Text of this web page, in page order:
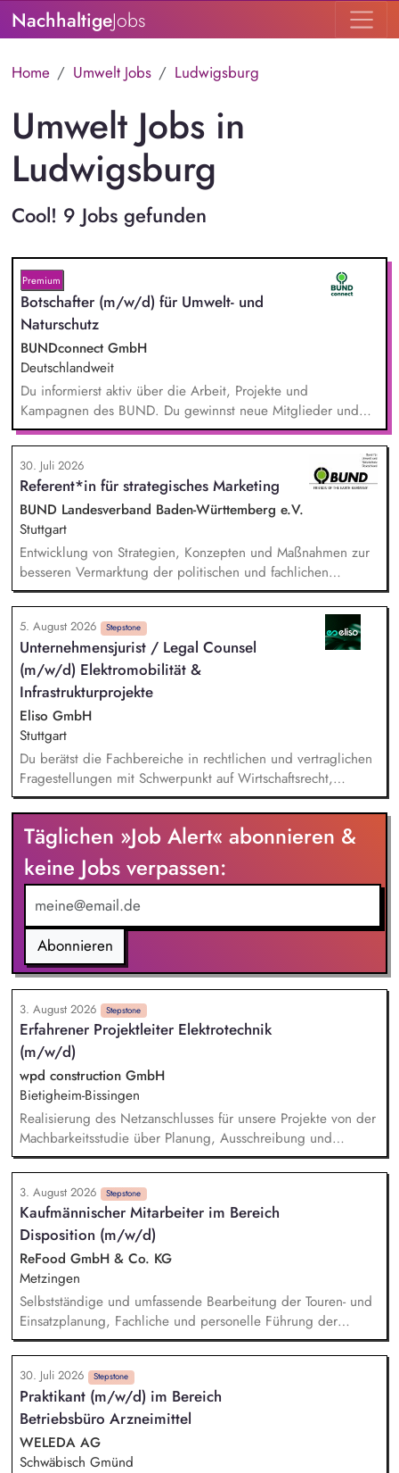
NachhaltigeJobs
Home Umwelt Jobs Ludwigsburg
Umwelt Jobs in
Ludwigsburg
Cool! 9 Jobs gefunden
Premium
Botschafter (m/w/d) für Umwelt- und
Naturschutz
BUNDconnect GmbH
Deutschlandweit
Du informierst aktiv über die Arbeit, Projekte und
Kampagnen des BUND. Du gewinnst neue Mitglieder und
stärkst damit langfristig den Umwelt- und Naturschutz. Du
beantwortest Fragen zu Umwelt-, Arten- und Klimaschutz nach
bestem Wissen und Gewissen. Du unterstützt Kampagnen
und Aktionen, beispielsweise durch das Sammeln von
Unterschriften für Petitionen.
30. Juli 2026
Referent*in für strategisches Marketing
BUND Landesverband Baden-Württemberg e.V.
Stuttgart
Entwicklung von Strategien, Konzepten und Maßnahmen zur
besseren Vermarktung der politischen und fachlichen
Aktivitäten des BUND Baden-Württemberg, Beratung,
Unterstützung und Qualifizierung der Haupt- und
Ehrenamtlichen im BUND zur Verbesserung der öffentlichen
Sichtbarkeit des BUND, Konzeptionelle Begleitung des
BUND-Auftritts bei Veranstaltungen, Aktionen u.ä.
5. August 2026 Stepstone
Unternehmensjurist / Legal Counsel
(m/w/d) Elektromobilität &
Infrastrukturprojekte
Eliso GmbH
Stuttgart
Du berätst die Fachbereiche in rechtlichen und vertraglichen
Fragestellungen mit Schwerpunkt auf Wirtschaftsrecht,
Zivilrecht, Handelsrecht, Gesellschaftsrecht und Energierecht
Du begleitest rechtlich Infrastruktur- und
Ladeinfrastrukturprojekte über den gesamten
Projektlebenszyklus, insbesondere das bundesweite „Lkw-
Schnellladenetz" Du identifizierst, bewertest und steuerst
rechtliche und vertragliche Risiken und entwickelst
praxisorientierte Lösungsansätze Du arbeitest beim
Wissensmanagement und der Erschließung neuer
Rechtsgebiete in den Bereichen Elektromobilität und
Ladeinfrastruktur mit
Täglichen »Job Alert« abonnieren &
keine Jobs verpassen:
Abonnieren
3. August 2026 Stepstone
Erfahrener Projektleiter Elektrotechnik
(m/w/d)
wpd construction GmbH
Bietigheim-Bissingen
Realisierung des Netzanschlusses für unsere Projekte von der
Machbarkeitsstudie über Planung, Ausschreibung und
Vergabe, die Bauleitung und -koordination bis zur Abnahme
der Leistungen und deren Übergabe an den Investor.
Technische Verhandlungen mit den Netzbetreibern zum
Netzanschluss und Sicherstellung der geltenden
Anschlussbedingungen und Vorschriften. Ansprechpartner:in
für alle Fragen rund um die elektrische Infrastruktur
(Umspannwerke, Kabeltrassen, Freileitungen) sowie
Netzanschlüsse. Abstimmung und Koordination mit internen
Fachabteilungen sowie externen Stakeholdern
3. August 2026 Stepstone
Kaufmännischer Mitarbeiter im Bereich
Disposition (m/w/d)
ReFood GmbH & Co. KG
Metzingen
Selbstständige und umfassende Bearbeitung der Touren- und
Einsatzplanung, Fachliche und personelle Führung der
eingesetzten Fahrer, Sicherstellung der Betriebsbereitschaft
der technischen Ausrüstung sowie unserer Fahrzeuge,
Erstellung und Pflege von Arbeitsanweisungen,
Arbeitsrichtlinien und Ablaufplänen, Laufende Überprüfung
und Optimierung der Logistikprozesse, Ansprechpartner im
Tagesgeschäft für unsere Kunden, Bearbeitung aller
kaufmännischen/administrativen Themen im Tagesgeschäft
30. Juli 2026 Stepstone
Praktikant (m/w/d) im Bereich
Betriebsbüro Arzneimittel
WELEDA AG
Schwäbisch Gmünd